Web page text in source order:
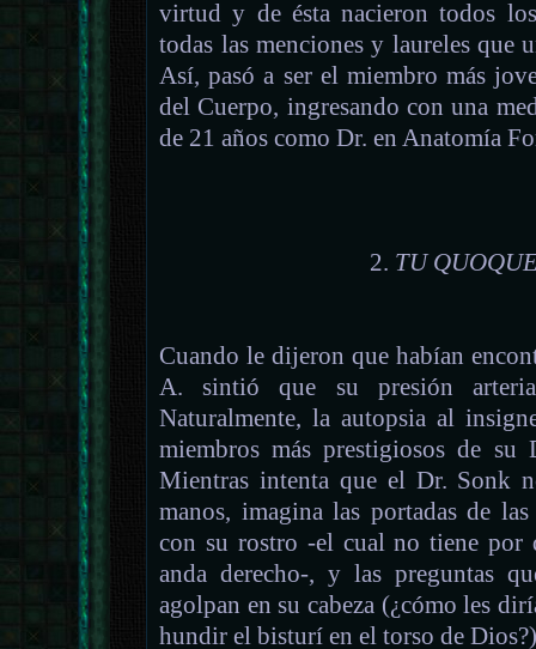
virtud y de ésta nacieron todos
todas las menciones y laureles que
Así, pasó a ser el miembro más
del Cuerpo, ingresando con una
de 21 años como Dr. en Anatomía
2. TU
Cuando le dijeron que habían
A. sintió que su presión arterial
Naturalmente, la autopsia al
miembros más prestigiosos de
Mientras intenta que el Dr. Sonk
manos, imagina las portadas de
con su rostro -el cual no tiene por
anda derecho-, y las preguntas
agolpan en su cabeza (¿cómo les
hundir el bisturí en el torso de